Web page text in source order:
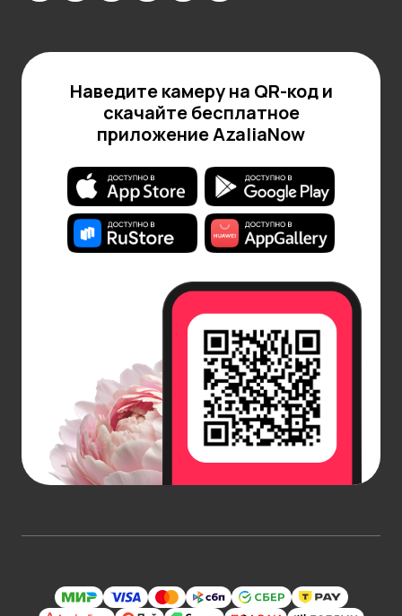
Наведите камеру на QR-код и
скачайте бесплатное
приложение AzaliaNow